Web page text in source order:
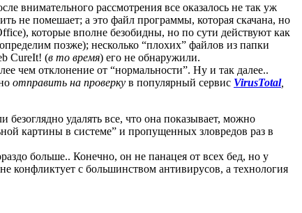
внимательного рассмотрения все оказалось не так уж
не помешает; а это файл программы, которая скачана, но
которые вполне безобидны, но по сути действуют как
позже); несколько “плохих” файлов из папки
CureIt! (в то время) его не обнаружили.
чем отклонение от “нормальности”. Ну и так далее..
отправить на проверку в популярный сервис VirusTotal,
удалять все, что она показывает, можно
картины в системе” и пропущенных зловредов раз в
больше.. Конечно, он не панацея от всех бед, но у
не конфликтует с большинством антивирусов, а технология